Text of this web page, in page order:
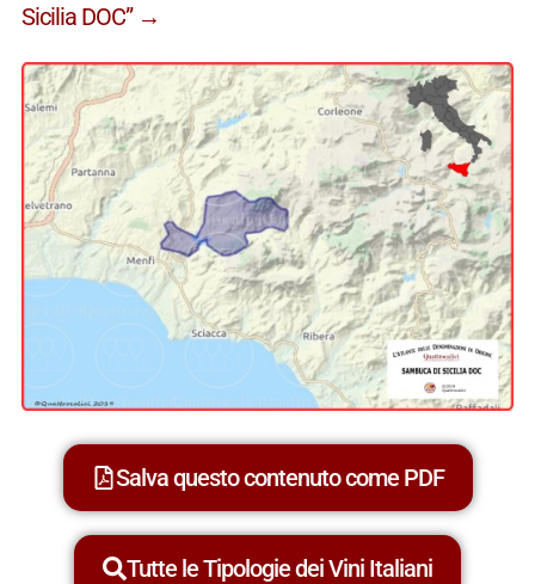
Sicilia DOC” →
Salva questo contenuto come PDF
Tutte le Tipologie dei Vini Italiani